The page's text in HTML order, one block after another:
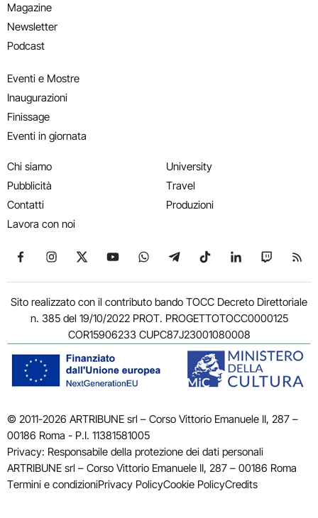
Magazine
Newsletter
Podcast
Eventi e Mostre
Inaugurazioni
Finissage
Eventi in giornata
Chi siamo
Pubblicità
Contatti
Lavora con noi
University
Travel
Produzioni
Seguici su Facebook
Seguici su Instagram
Seguici su X
Seguici su YouTube
Seguici su WhatsApp
Seguici su Telegram
Seguici su TikTok
Seguici su
Seguici
Sito realizzato con il contributo bando TOCC Decreto Direttoriale
n. 385 del 19/10/2022 PROT. PROGETTOTOCC0000125
COR15906233 CUPC87J23001080008
© 2011-2026 ARTRIBUNE srl – Corso Vittorio Emanuele II, 287 –
00186 Roma - P.I. 11381581005
Privacy: Responsabile della protezione dei dati personali
ARTRIBUNE srl – Corso Vittorio Emanuele II, 287 – 00186 Roma
Termini e condizioniPrivacy PolicyCookie PolicyCredits